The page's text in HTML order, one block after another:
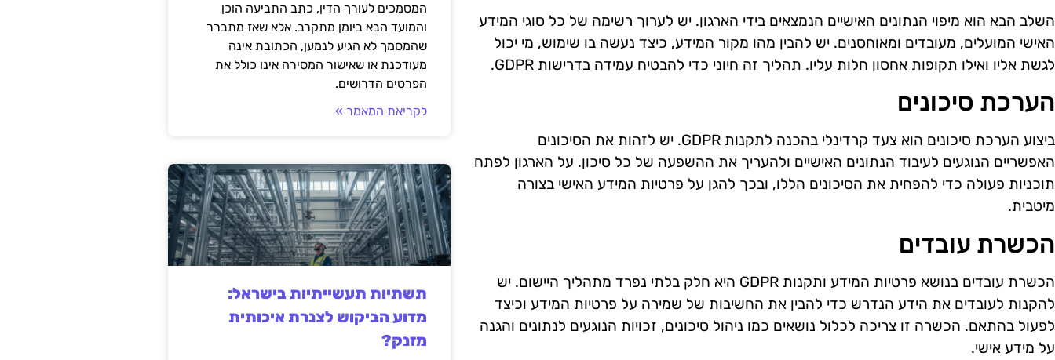
השלב הבא הוא מיפוי הנתונים האישיים הנמצאים בידי הארגון. יש לערוך רשימה של כל סוגי המידע
האישי המועלים, מעובדים ומאוחסנים. יש להבין מהו מקור המידע, כיצד נעשה בו שימוש, מי יכול
לגשת אליו ואילו תקופות אחסון חלות עליו. תהליך זה חיוני כדי להבטיח עמידה בדרישות GDPR.
הערכת סיכונים
ביצוע הערכת סיכונים הוא צעד קרדינלי בהכנה לתקנות GDPR. יש לזהות את הסיכונים
האפשריים הנוגעים לעיבוד הנתונים האישיים ולהעריך את ההשפעה של כל סיכון. על הארגון לפתח
תוכניות פעולה כדי להפחית את הסיכונים הללו, ובכך להגן על פרטיות המידע האישי בצורה
מיטבית.
הכשרת עובדים
הכשרת עובדים בנושא פרטיות המידע ותקנות GDPR היא חלק בלתי נפרד מתהליך היישום. יש
להקנות לעובדים את הידע הנדרש כדי להבין את החשיבות של שמירה על פרטיות המידע וכיצד
לפעול בהתאם. הכשרה זו צריכה לכלול נושאים כמו ניהול סיכונים, זכויות הנוגעים לנתונים והגנה
על מידע אישי.
המסמכים לעורך הדין, כתב התביעה הוכן
והמועד הבא ביומן מתקרב. אלא שאז מתברר
שהמסמך לא הגיע לנמען, הכתובת אינה
מעודכנת או שאישור המסירה אינו כולל את
הפרטים הדרושים.
לקריאת המאמר »
תשתיות תעשייתיות בישראל:
מדוע הביקוש לצנרת איכותית
מזנק?